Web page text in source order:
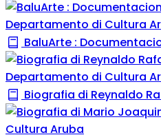
BaluArte :
Biografia di Reynaldo